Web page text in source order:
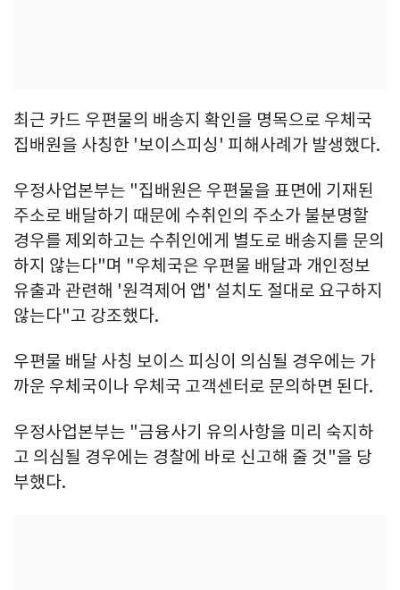
최근 카드 우편물의 배송지 확인을 명목으로 우체국
집배원을 사칭한 '보이스피싱' 피해사례가 발생했다.
우정사업본부는 "집배원은 우편물을 표면에 기재된
주소로 배달하기 때문에 수취인의 주소가 불분명할
경우를 제외하고는 수취인에게 별도로 배송지를 문의
하지 않는다"며 "우체국은 우편물 배달과 개인정보
유출과 관련해 '원격제어 앱' 설치도 절대로 요구하지
않는다"고 강조했다.
우편물 배달 사칭 보이스 피싱이 의심될 경우에는 가
까운 우체국이나 우체국 고객센터로 문의하면 된다.
우정사업본부는 "금융사기 유의사항을 미리 숙지하
고 의심될 경우에는 경찰에 바로 신고해 줄 것"을 당
부했다.